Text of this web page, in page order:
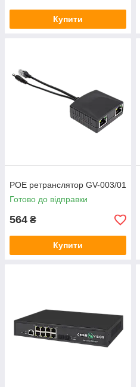
Купити
POE ретранслятор GV-003/01
Готово до відправки
564 ₴
Купити